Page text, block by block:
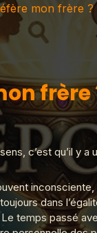
mon frère ?
frère ?
frère
c’est qu’il y a
dans
temps passé